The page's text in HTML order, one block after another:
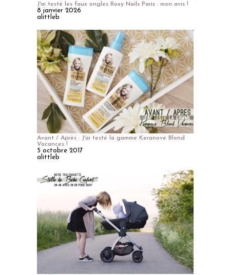
J'ai testé les faux ongles Roxy Nails Paris : mon avis !
8 janvier 2026
alittleb
Avant / Après : J'ai testé la gamme Keranove Blond
Vacances !
5 octobre 2017
alittleb